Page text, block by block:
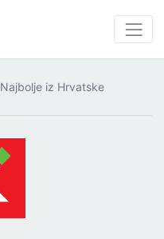
Najbolje iz Hrvatske